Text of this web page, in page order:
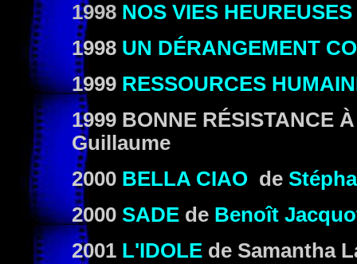
1998 NOS VIES HEUREUSES
1998 UN DÉRANGEMENT
1999 RESSOURCES
1999 BONNE RÉSISTANCE
Guillaume
2000 BELLA CIAO de
2000 SADE de Benoît
2001 L'IDOLE de Samantha